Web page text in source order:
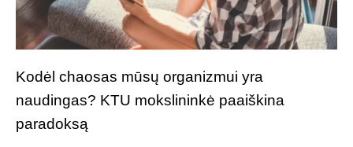
Kodėl chaosas mūsų organizmui yra
naudingas? KTU mokslininkė paaiškina
paradoksą